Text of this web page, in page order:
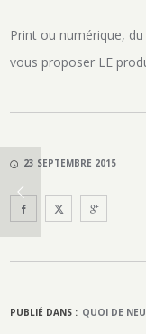
Print ou numérique,
vous proposer LE
23 SEPTEMBRE 2015
PUBLIÉ DANS : QUOI DE